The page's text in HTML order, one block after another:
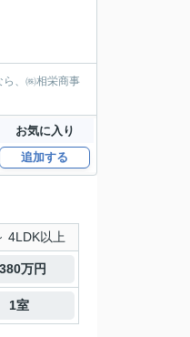
ら、㈱相栄商事
お気に入り
追加する
4LDK以上
万円
1室